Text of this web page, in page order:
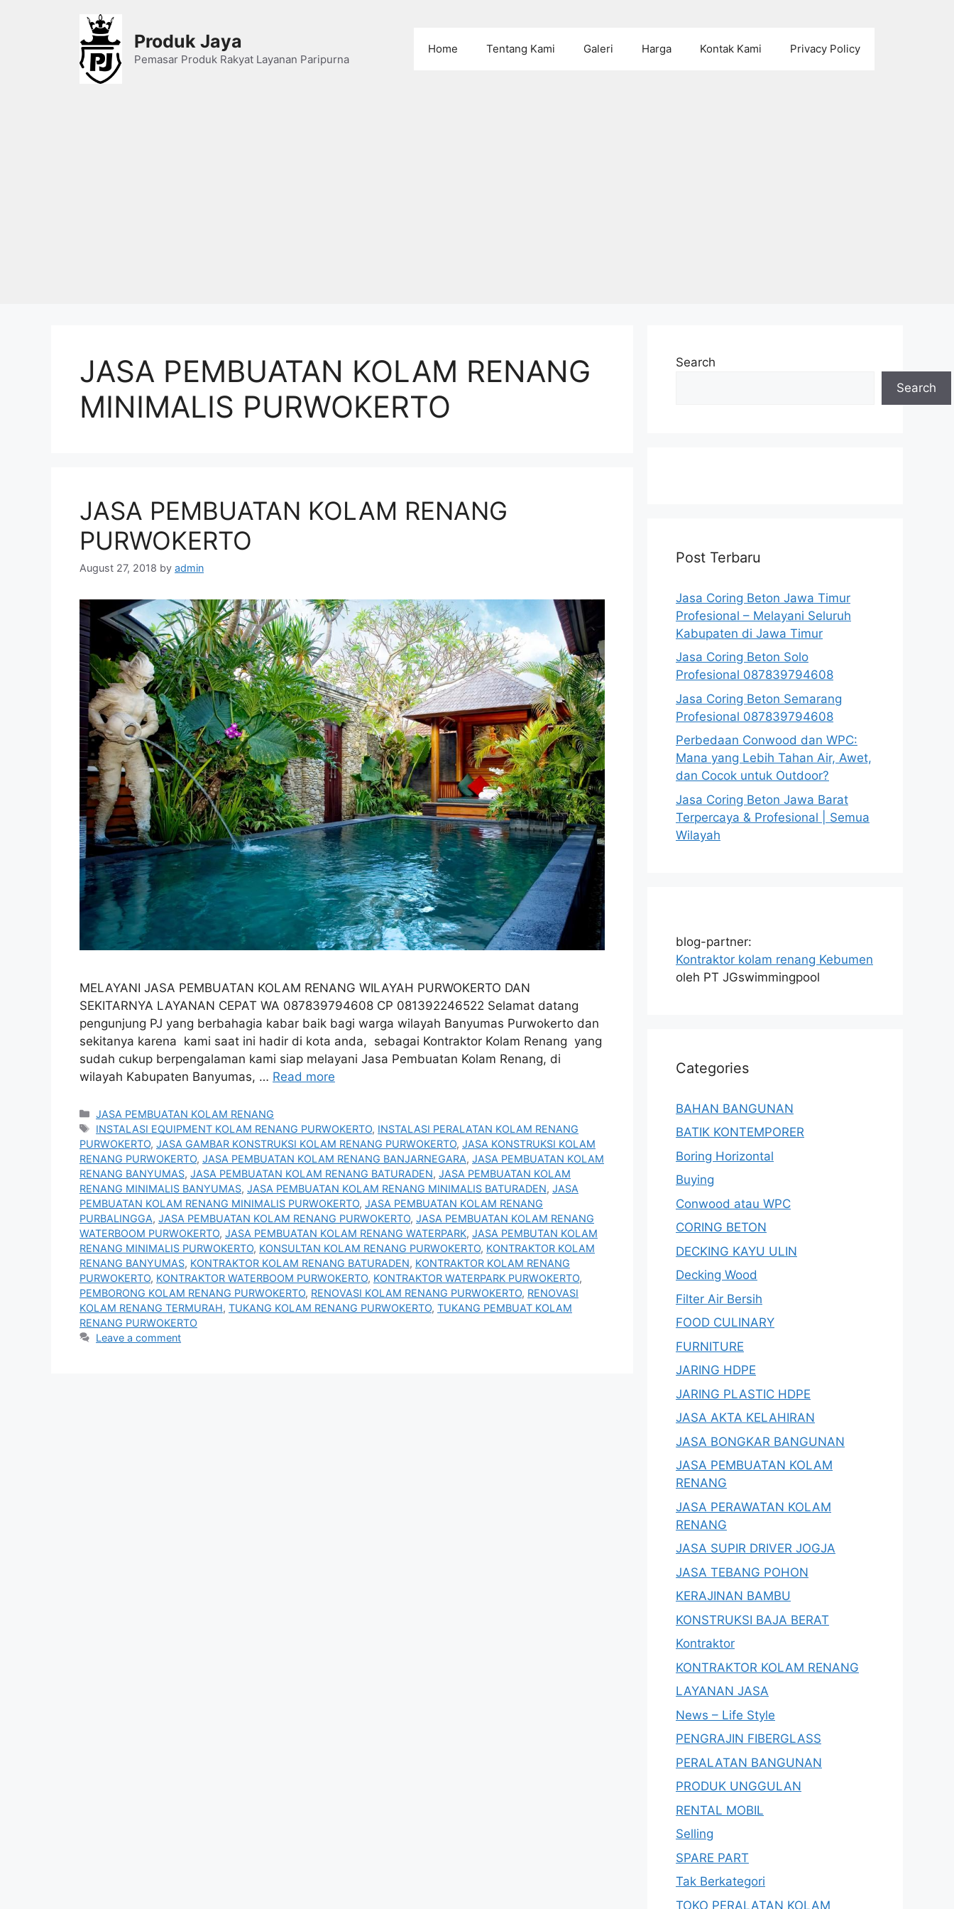
Produk Jaya
Pemasar Produk Rakyat Layanan Paripurna
Home Tentang Kami Galeri Harga Kontak Kami Privacy Policy
JASA PEMBUATAN KOLAM RENANG
MINIMALIS PURWOKERTO
JASA PEMBUATAN KOLAM RENANG
PURWOKERTO
August 27, 2018 by admin
MELAYANI JASA PEMBUATAN KOLAM RENANG WILAYAH PURWOKERTO DAN
SEKITARNYA LAYANAN CEPAT WA 087839794608 CP 081392246522 Selamat datang
pengunjung PJ yang berbahagia kabar baik bagi warga wilayah Banyumas Purwokerto dan
sekitanya karena kami saat ini hadir di kota anda, sebagai Kontraktor Kolam Renang yang
sudah cukup berpengalaman kami siap melayani Jasa Pembuatan Kolam Renang, di
wilayah Kabupaten Banyumas, … Read more
Categories
JASA PEMBUATAN KOLAM RENANG
Tags
INSTALASI EQUIPMENT KOLAM RENANG PURWOKERTO, INSTALASI PERALATAN KOLAM RENANG
PURWOKERTO, JASA GAMBAR KONSTRUKSI KOLAM RENANG PURWOKERTO, JASA KONSTRUKSI KOLAM
RENANG PURWOKERTO, JASA PEMBUATAN KOLAM RENANG BANJARNEGARA, JASA PEMBUATAN KOLAM
RENANG BANYUMAS, JASA PEMBUATAN KOLAM RENANG BATURADEN, JASA PEMBUATAN KOLAM
RENANG MINIMALIS BANYUMAS, JASA PEMBUATAN KOLAM RENANG MINIMALIS BATURADEN, JASA
PEMBUATAN KOLAM RENANG MINIMALIS PURWOKERTO, JASA PEMBUATAN KOLAM RENANG
PURBALINGGA, JASA PEMBUATAN KOLAM RENANG PURWOKERTO, JASA PEMBUATAN KOLAM RENANG
WATERBOOM PURWOKERTO, JASA PEMBUATAN KOLAM RENANG WATERPARK, JASA PEMBUTAN KOLAM
RENANG MINIMALIS PURWOKERTO, KONSULTAN KOLAM RENANG PURWOKERTO, KONTRAKTOR KOLAM
RENANG BANYUMAS, KONTRAKTOR KOLAM RENANG BATURADEN, KONTRAKTOR KOLAM RENANG
PURWOKERTO, KONTRAKTOR WATERBOOM PURWOKERTO, KONTRAKTOR WATERPARK PURWOKERTO,
PEMBORONG KOLAM RENANG PURWOKERTO, RENOVASI KOLAM RENANG PURWOKERTO, RENOVASI
KOLAM RENANG TERMURAH, TUKANG KOLAM RENANG PURWOKERTO, TUKANG PEMBUAT KOLAM
RENANG PURWOKERTO
Leave a comment
Search
Search
Post Terbaru
Jasa Coring Beton Jawa Timur
Profesional – Melayani Seluruh
Kabupaten di Jawa Timur
Jasa Coring Beton Solo
Profesional 087839794608
Jasa Coring Beton Semarang
Profesional 087839794608
Perbedaan Conwood dan WPC:
Mana yang Lebih Tahan Air, Awet,
dan Cocok untuk Outdoor?
Jasa Coring Beton Jawa Barat
Terpercaya & Profesional | Semua
Wilayah
blog-partner:
Kontraktor kolam renang Kebumen
oleh PT JGswimmingpool
Categories
BAHAN BANGUNAN
BATIK KONTEMPORER
Boring Horizontal
Buying
Conwood atau WPC
CORING BETON
DECKING KAYU ULIN
Decking Wood
Filter Air Bersih
FOOD CULINARY
FURNITURE
JARING HDPE
JARING PLASTIC HDPE
JASA AKTA KELAHIRAN
JASA BONGKAR BANGUNAN
JASA PEMBUATAN KOLAM
RENANG
JASA PERAWATAN KOLAM
RENANG
JASA SUPIR DRIVER JOGJA
JASA TEBANG POHON
KERAJINAN BAMBU
KONSTRUKSI BAJA BERAT
Kontraktor
KONTRAKTOR KOLAM RENANG
LAYANAN JASA
News – Life Style
PENGRAJIN FIBERGLASS
PERALATAN BANGUNAN
PRODUK UNGGULAN
RENTAL MOBIL
Selling
SPARE PART
Tak Berkategori
TOKO PERALATAN KOLAM